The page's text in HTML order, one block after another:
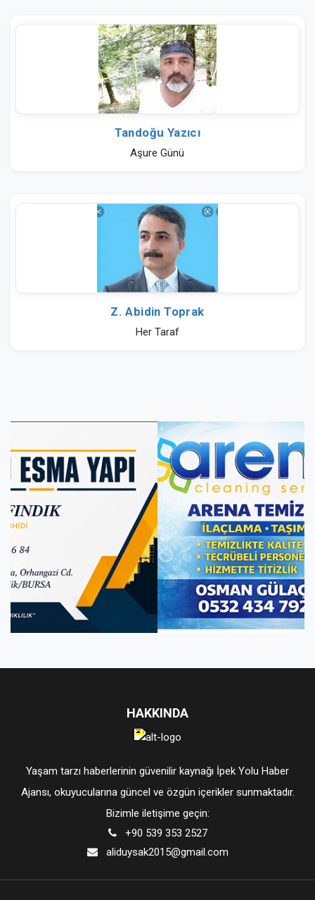
Tandoğu Yazıcı
Aşure Günü
Z. Abidin Toprak
Her Taraf
HAKKINDA
Yaşam tarzı haberlerinin güvenilir kaynağı İpek Yolu Haber
Ajansı, okuyucularına güncel ve özgün içerikler sunmaktadır.
Bizimle iletişime geçin:
+90 539 353 2527
aliduysak2015@gmail.com